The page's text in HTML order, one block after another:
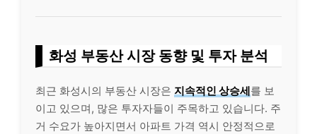
화성 부동산 시장 동향 및 투자 분석
최근 화성시의 부동산 시장은 지속적인 상승세를 보
이고 있으며, 많은 투자자들이 주목하고 있습니다. 주
거 수요가 높아지면서 아파트 가격 역시 안정적으로